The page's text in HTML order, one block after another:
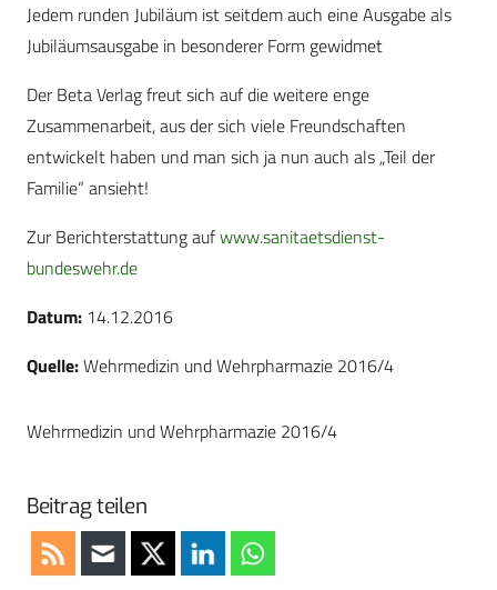
Jedem runden Jubiläum ist seitdem auch eine Ausgabe als
Jubiläumsausgabe in besonderer Form gewidmet
Der Beta Verlag freut sich auf die weitere enge
Zusammenarbeit, aus der sich viele Freundschaften
entwickelt haben und man sich ja nun auch als „Teil der
Familie“ ansieht!
Zur Berichterstattung aufwww.sanitaetsdienst-
bundeswehr.de
Datum: 14.12.2016
Quelle:Wehrmedizin und Wehrpharmazie 2016/4
Wehrmedizin und Wehrpharmazie 2016/4
Beitrag teilen